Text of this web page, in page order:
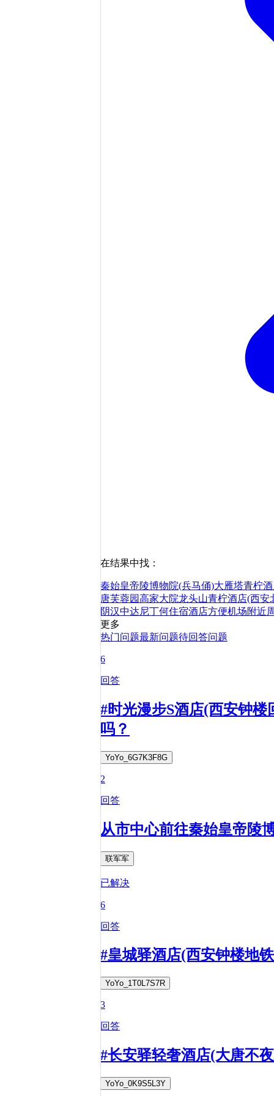
在结果中找：
秦始皇帝陵博物院(兵马俑)大雁塔青柠
唐芙蓉园高家大院龙头山青柠酒店(西安
阴汉中达尼丁何住宿酒店方便机场附近
更多
热门问题最新问题待回答问题
6
回答
#时光漫步S酒店(西安钟
吗？
YoYo_6G7K3F8G
2
回答
从市中心前往秦始皇帝陵
联军军
已解决
6
回答
#皇城驿酒店(西安钟楼地
YoYo_1T0L7S7R
3
回答
#长安驿轻奢酒店(大唐不
YoYo_0K9S5L3Y